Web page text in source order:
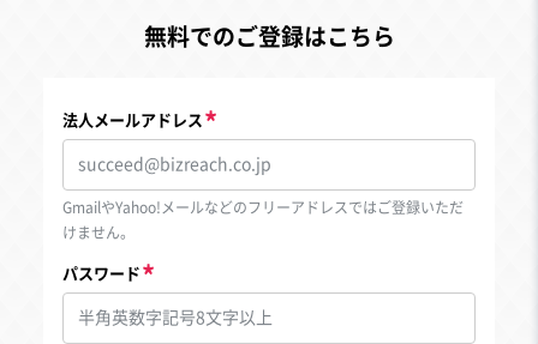
無料でのご登録はこちら
法人メールアドレス
GmailやYahoo!メールなどのフリーアドレスではご登録いただ
けません。
パスワード